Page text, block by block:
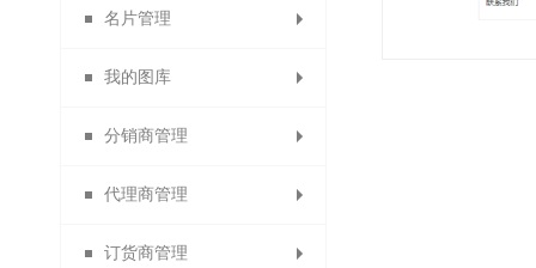
首单立减
支付有礼活动
积分兑换红包
首次消费送积分
充值成为代理商
充值成为订货商
权限角色
专题分类
分销专题
名片管理
会员名片
分销名片
代理商名片
订货商名片
我的图库
图片分类
图文列表
分销商管理
分销商管理
分销商设置
代理商管理
代理商管理
订货商管理